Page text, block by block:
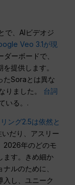
で、AIビデオジ
Veo 3.1が現
ーボードで、
提供します。
たSoraとは異な
りました。 台詞
いる。.
ング2.5は依然と
いだり、アスリー
2026年のどのモ
ます。きめ細か
ルのために、
し、ユニーク